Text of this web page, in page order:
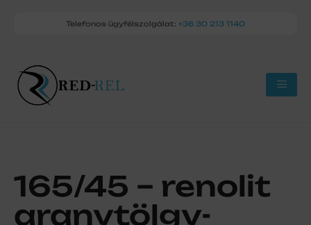
Telefonos ügyfélszolgálat: +36 30 213 1140
165/45 – renolit
aranytölgy-